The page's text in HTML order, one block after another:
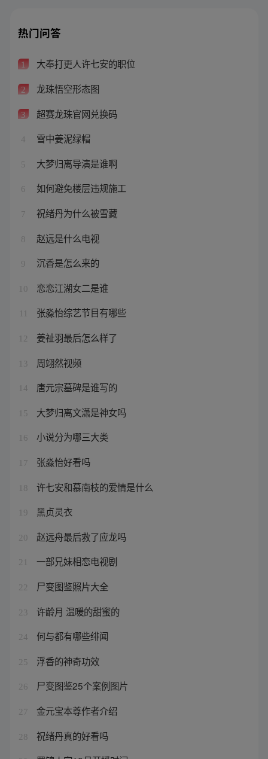
热门问答
1 大奉打更人许七安的职位
2 龙珠悟空形态图
3 超赛龙珠官网兑换码
4 雪中姜泥绿帽
5 大梦归离导演是谁啊
6 如何避免楼层违规施工
7 祝绪丹为什么被雪藏
8 赵远是什么电视
9 沉香是怎么来的
10 恋恋江湖女二是谁
张淼怡综艺节目有哪些
12 姜祉羽最后怎么样了
13 周翊然视频
14 唐元宗墓碑是谁写的
15 大梦归离文潇是神女吗
16 小说分为哪三大类
17 张淼怡好看吗
18 许七安和慕南枝的爱情是什么
19 黑贞灵衣
20 赵远舟最后救了应龙吗
21 一部兄妹相恋电视剧
22 尸变图鉴照片大全
23 许龄月 温暖的甜蜜的
24 何与都有哪些绯闻
25 浮香的神奇功效
26 尸变图鉴25个案例图片
27 金元宝本尊作者介绍
28 祝绪丹真的好看吗